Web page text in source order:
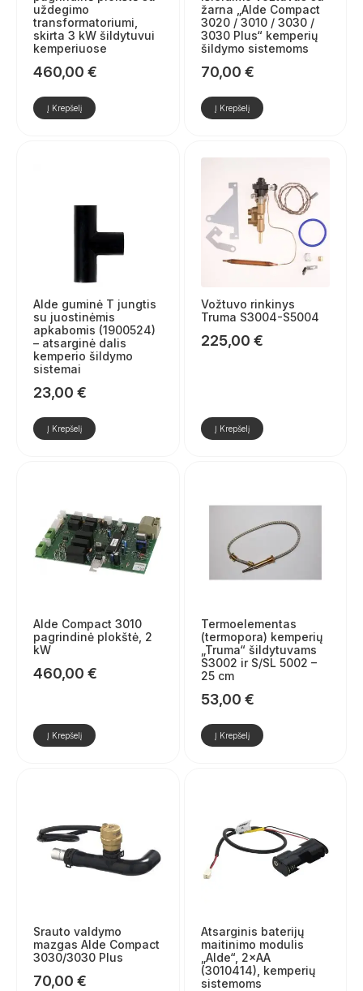
uždegimo
transformatoriumi,
skirta 3 kW šildytuvui
kemperiuose
460,00 €
Į Krepšelį
žarna „Alde Compact
3020 / 3010 / 3030 /
3030 Plus“ kemperių
šildymo sistemoms
70,00 €
Į Krepšelį
Alde guminė T jungtis
su juostinėmis
apkabomis (1900524)
– atsarginė dalis
kemperio šildymo
sistemai
23,00 €
Į Krepšelį
Vožtuvo rinkinys
Truma S3004-S5004
225,00 €
Į Krepšelį
Alde Compact 3010
pagrindinė plokštė, 2
kW
460,00 €
Į Krepšelį
Termoelementas
(termopora) kemperių
„Truma“ šildytuvams
S3002 ir S/SL 5002 –
25 cm
53,00 €
Į Krepšelį
Srauto valdymo
mazgas Alde Compact
3030/3030 Plus
70,00 €
Atsarginis baterijų
maitinimo modulis
„Alde“, 2×AA
(3010414), kemperių
sistemoms